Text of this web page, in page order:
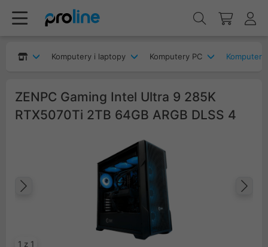
Komputery i laptopy Komputery PC
ZENPC Gaming Intel Ultra 9 285K
RTX5070Ti 2TB 64GB ARGB DLSS 4
1 z 1
Poprzedni